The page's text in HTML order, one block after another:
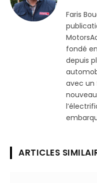
Faris
fondé
depuis
avec un
ARTICLES